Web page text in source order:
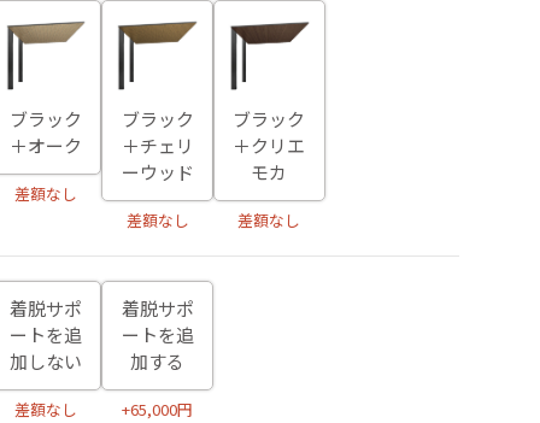
ブラック
＋オーク
差額なし
ブラック
＋チェリ
ーウッド
差額なし
ブラック
＋クリエ
モカ
差額なし
着脱サポ
ートを追
加しない
差額なし
着脱サポ
ートを追
加する
+65,000円